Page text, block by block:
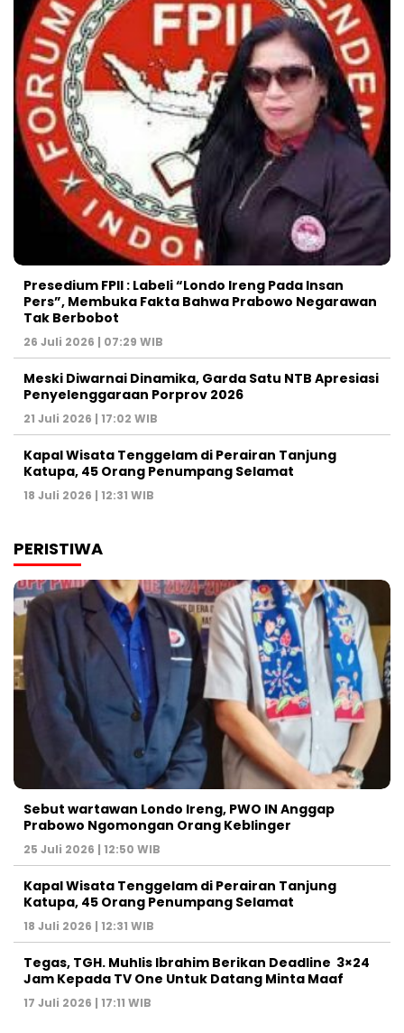
Presedium FPII : Labeli “Londo Ireng Pada Insan
Pers”, Membuka Fakta Bahwa Prabowo Negarawan
Tak Berbobot
26 Juli 2026 | 07:29 WIB
Meski Diwarnai Dinamika, Garda Satu NTB Apresiasi
Penyelenggaraan Porprov 2026 ‎
21 Juli 2026 | 17:02 WIB
Kapal Wisata Tenggelam di Perairan Tanjung
Katupa, 45 Orang Penumpang Selamat
18 Juli 2026 | 12:31 WIB
PERISTIWA
Sebut wartawan Londo Ireng, PWO IN Anggap
Prabowo Ngomongan Orang Keblinger
25 Juli 2026 | 12:50 WIB
Kapal Wisata Tenggelam di Perairan Tanjung
Katupa, 45 Orang Penumpang Selamat
18 Juli 2026 | 12:31 WIB
Tegas, TGH. Muhlis Ibrahim Berikan Deadline 3×24
Jam Kepada TV One Untuk Datang Minta Maaf
17 Juli 2026 | 17:11 WIB